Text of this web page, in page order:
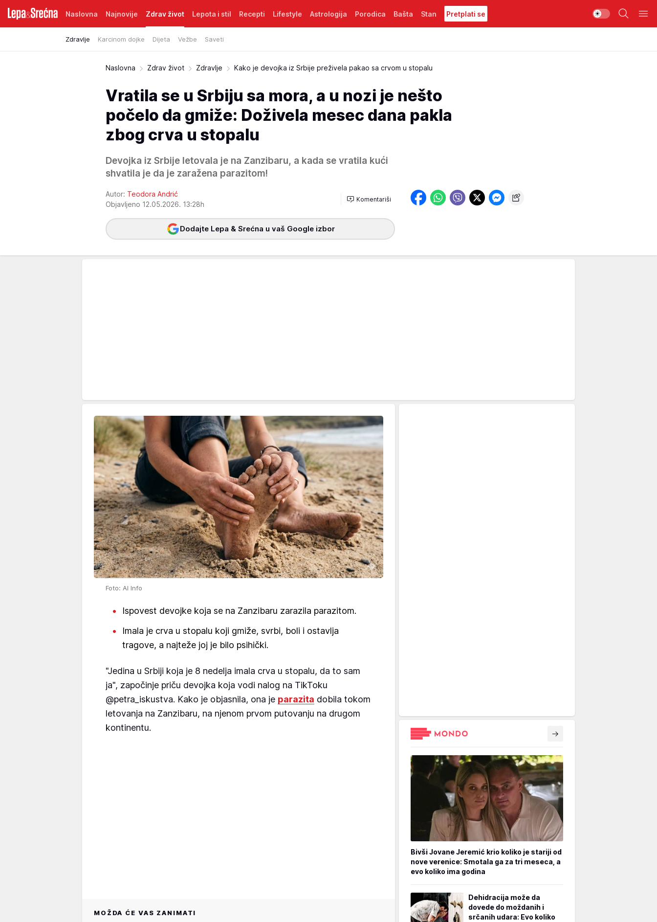
Naslovna Najnovije Zdrav život
Zdravlje Karcinom dojke Dijeta Vežbe Saveti
Lepota i stil Recepti Lifestyle Astrologija Porodica Bašta Stan Pretplati se
Naslovna Zdrav život Zdravlje Kako je devojka iz Srbije preživela pakao sa crvom u stopalu
Vratila se u Srbiju sa mora, a u nozi je nešto
počelo da gmiže: Doživela mesec dana pakla
zbog crva u stopalu
Devojka iz Srbije letovala je na Zanzibaru, a kada se vratila kući
shvatila je da je zaražena parazitom!
Autor: Teodora Andrić
Objavljeno 12.05.2026. 13:28h
Komentariši
Dodajte Lepa & Srećna u vaš Google izbor
Foto: AI Info
Ispovest devojke koja se na Zanzibaru zarazila parazitom.
Imala je crva u stopalu koji gmiže, svrbi, boli i ostavlja
tragove, a najteže joj je bilo psihički.
"Jedina u Srbiji koja je 8 nedelja imala crva u stopalu, da to sam
ja", započinje priču devojka koja vodi nalog na TikToku
@petra_iskustva. Kako je objasnila, ona je parazita dobila tokom
letovanja na Zanzibaru, na njenom prvom putovanju na drugom
kontinentu.
MOŽDA ĆE VAS ZANIMATI
Bivši Jovane Jeremić krio koliko je stariji od
nove verenice: Smotala ga za tri meseca, a
evo koliko ima godina
Dehidracija može da
dovede do moždanih i
srčanih udara: Evo koliko